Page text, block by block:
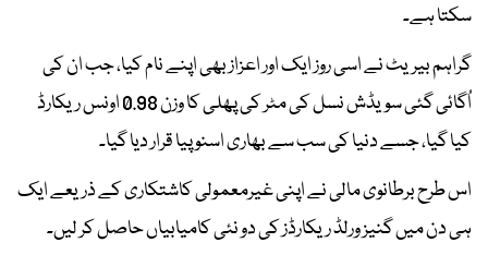
سکتا ہے۔
گراہم بیریٹ نے اسی روز ایک اور اعزاز بھی اپنے نام کیا، جب ان کی
اُگائی گئی سویڈش نسل کی مٹر کی پھلی کا وزن 0.98 اونس ریکارڈ
کیا گیا، جسے دنیا کی سب سے بھاری اسنو پیا قرار دیا گیا۔
اس طرح برطانوی مالی نے اپنی غیرمعمولی کاشتکاری کے ذریعے ایک
ہی دن میں گنیز ورلڈ ریکارڈز کی دو نئی کامیابیاں حاصل کر لیں۔